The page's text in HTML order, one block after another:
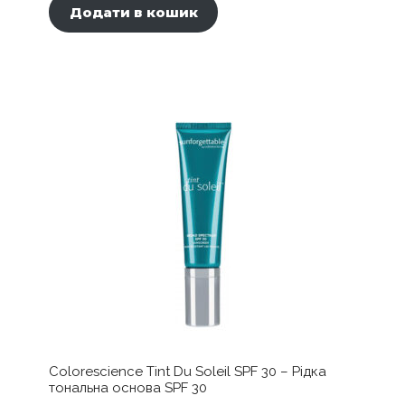
Додати в кошик
Colorescience Tint Du Soleil SPF 30 – Рідка
тональна основа SPF 30